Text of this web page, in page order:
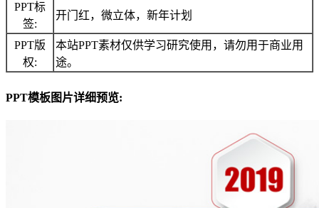
PPT标
签:
开门红，微立体，新年计划
PPT版
权:
本站PPT素材仅供学习研究使用，请勿用于商业用
途。
PPT模板图片详细预览: